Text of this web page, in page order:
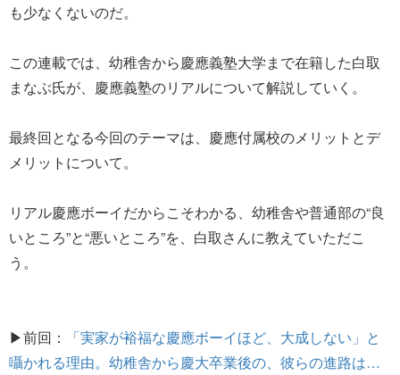
も少なくないのだ。
この連載では、幼稚舎から慶應義塾大学まで在籍した白取
まなぶ氏が、慶應義塾のリアルについて解説していく。
最終回となる今回のテーマは、慶應付属校のメリットとデ
メリットについて。
リアル慶應ボーイだからこそわかる、幼稚舎や普通部の“良
いところ”と“悪いところ”を、白取さんに教えていただこ
う。
▶前回：
「実家が裕福な慶應ボーイほど、大成しない」と
囁かれる理由。幼稚舎から慶大卒業後の、彼らの進路は…